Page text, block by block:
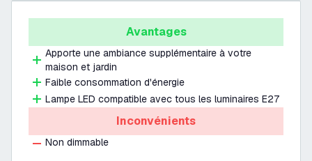
Avantages
Apporte une ambiance supplémentaire à votre
maison et jardin
Faible consommation d'énergie
Lampe LED compatible avec tous les luminaires E27
Inconvénients
Non dimmable